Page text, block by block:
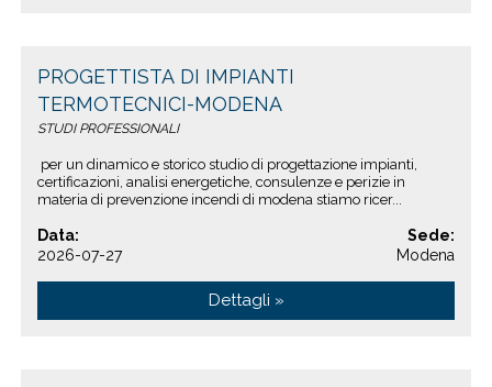
PROGETTISTA DI IMPIANTI
TERMOTECNICI-MODENA
STUDI PROFESSIONALI
per un dinamico e storico studio di progettazione impianti,
certificazioni, analisi energetiche, consulenze e perizie in
materia di prevenzione incendi di modena stiamo ricer...
Data:
2026-07-27
Sede:
Modena
Dettagli »